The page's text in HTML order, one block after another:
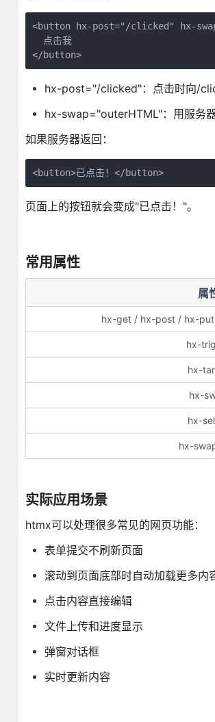
<button hx-post="/clicked" hx-
  点击我
</button>
hx-post="/clicked"：点击时向/
hx-swap="outerHTML"：用服务
如果服务器返回：
<button>已点击！</button>
页面上的按钮就会变成"已点击！"。
常用属性
属
hx-get / hx-post / hx-
hx-
hx-
hx-
hx-
hx-
实际应用场景
htmx可以处理很多常见的网页功能：
表单提交不刷新页面
滚动到页面底部时自动加载更多内
点击内容直接编辑
文件上传和进度显示
弹窗对话框
实时更新内容